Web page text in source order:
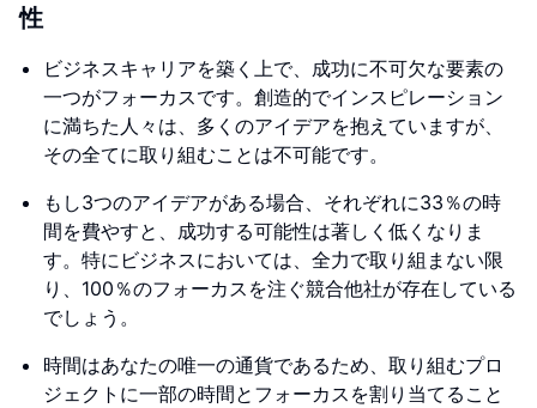
性
ビジネスキャリアを築く上で、成功に不可欠な要素の
一つがフォーカスです。創造的でインスピレーション
に満ちた人々は、多くのアイデアを抱えていますが、
その全てに取り組むことは不可能です。
もし3つのアイデアがある場合、それぞれに33％の時
間を費やすと、成功する可能性は著しく低くなりま
す。特にビジネスにおいては、全力で取り組まない限
り、100％のフォーカスを注ぐ競合他社が存在している
でしょう。
時間はあなたの唯一の通貨であるため、取り組むプロ
ジェクトに一部の時間とフォーカスを割り当てること